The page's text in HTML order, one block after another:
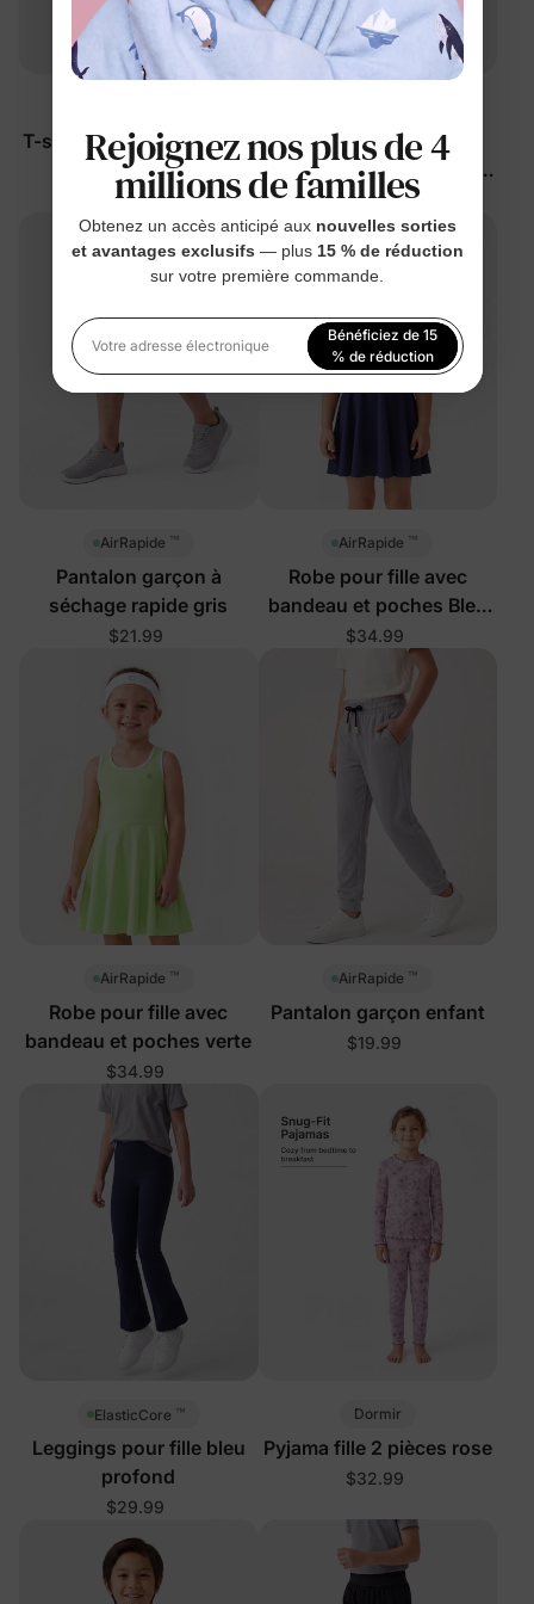
T-shirts à séchage rapide
pour garçon, vert
$19.99
T-shirts anti-éruption
unisexes pour enfants à
séchage rapide et
protection UPF Bleu
profond
$23.99
AirRapide ™
Pantalon garçon à
séchage rapide gris
$21.99
AirRapide ™
Robe pour fille avec
bandeau et poches Bleu
profond
$34.99
AirRapide ™
Robe pour fille avec
bandeau et poches verte
$34.99
AirRapide ™
Pantalon garçon enfant
$19.99
ElasticCore ™
Leggings pour fille bleu
profond
$29.99
Dormir
Pyjama fille 2 pièces rose
$32.99
Rejoignez nos plus de 4
millions de familles
Obtenez un accès anticipé aux nouvelles sorties
et avantages exclusifs — plus 15 % de réduction
sur votre première commande.
Votre adresse électronique
Bénéficiez de 15
% de réduction
En vous inscrivant, vous acceptez notre
Politique de
confidentialité